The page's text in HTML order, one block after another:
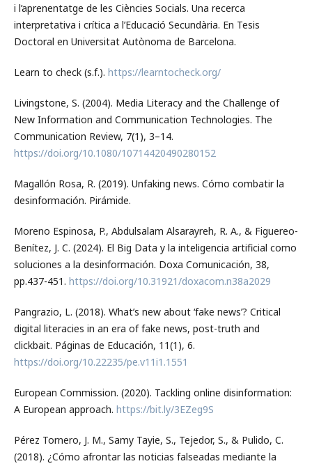
i l’aprenentatge de les Ciències Socials. Una recerca
interpretativa i crítica a l’Educació Secundària. En Tesis
Doctoral en Universitat Autònoma de Barcelona.
Learn to check (s.f.). https://learntocheck.org/
Livingstone, S. (2004). Media Literacy and the Challenge of
New Information and Communication Technologies. The
Communication Review, 7(1), 3–14.
https://doi.org/10.1080/10714420490280152
Magallón Rosa, R. (2019). Unfaking news. Cómo combatir la
desinformación. Pirámide.
Moreno Espinosa, P., Abdulsalam Alsarayreh, R. A., & Figuereo-
Benítez, J. C. (2024). El Big Data y la inteligencia artificial como
soluciones a la desinformación. Doxa Comunicación, 38,
pp.437-451. https://doi.org/10.31921/doxacom.n38a2029
Pangrazio, L. (2018). What’s new about ‘fake news’? Critical
digital literacies in an era of fake news, post-truth and
clickbait. Páginas de Educación, 11(1), 6.
https://doi.org/10.22235/pe.v11i1.1551
European Commission. (2020). Tackling online disinformation:
A European approach. https://bit.ly/3EZeg9S
Pérez Tornero, J. M., Samy Tayie, S., Tejedor, S., & Pulido, C.
(2018). ¿Cómo afrontar las noticias falseadas mediante la